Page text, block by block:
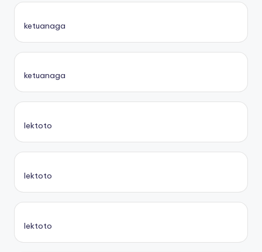
ketuanaga
ketuanaga
lektoto
lektoto
lektoto